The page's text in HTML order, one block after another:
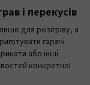
і перекусів
для розігріву, а
гарячі
або інші
конкретної